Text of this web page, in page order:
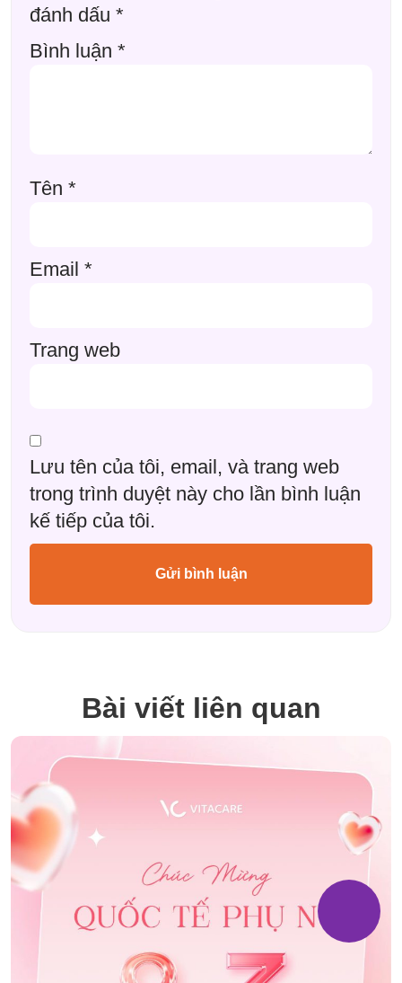
đánh dấu *
Bình luận *
Tên *
Email *
Trang web
Lưu tên của tôi, email, và trang web
trong trình duyệt này cho lần bình luận
kế tiếp của tôi.
Bài viết liên quan